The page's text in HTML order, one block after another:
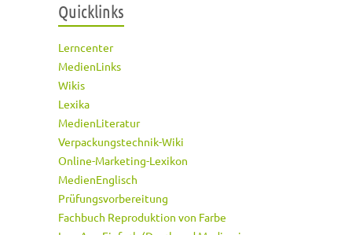
Quicklinks
Lerncenter
MedienLinks
Wikis
Lexika
MedienLiteratur
Verpackungstechnik-Wiki
Online-Marketing-Lexikon
MedienEnglisch
Prüfungsvorbereitung
Fachbuch Reproduktion von Farbe